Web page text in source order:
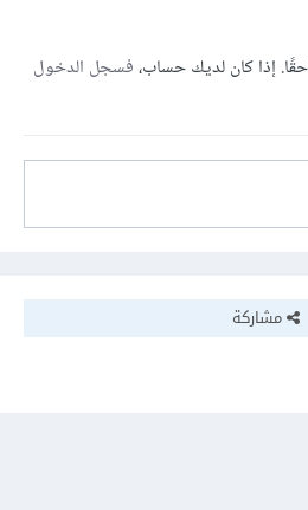
إذا كان لديك حساب،فسجل الدخول
مشاركة